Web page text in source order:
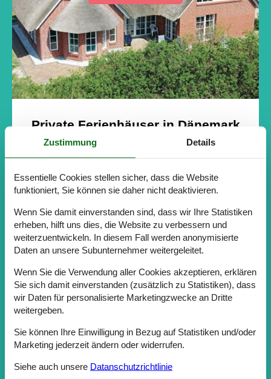
Private Ferienhäuser in Dänemark
Entspannung und schöne Erlebnisse in Strandnähe.
Ferienhäuser sehen
Zustimmung Details
Essentielle Cookies stellen sicher, dass die Website
funktioniert, Sie können sie daher nicht deaktivieren.
Wenn Sie damit einverstanden sind, dass wir Ihre Statistiken
erheben, hilft uns dies, die Website zu verbessern und
weiterzuentwickeln. In diesem Fall werden anonymisierte
Daten an unsere Subunternehmer weitergeleitet.
Wenn Sie die Verwendung aller Cookies akzeptieren, erklären
Sie sich damit einverstanden (zusätzlich zu Statistiken), dass
wir Daten für personalisierte Marketingzwecke an Dritte
weitergeben.
Sie können Ihre Einwilligung in Bezug auf Statistiken und/oder
Marketing jederzeit ändern oder widerrufen.
Siehe auch unsere Datanschutzrichtlinie